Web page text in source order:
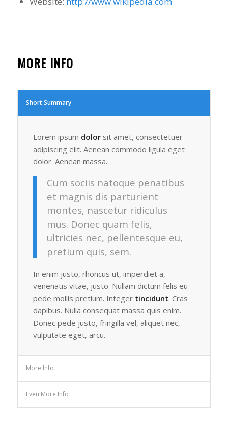
MORE INFO
Short Summary
Lorem ipsum dolorsit amet, consectetuer
adipiscing elit. Aenean commodo ligula eget
dolor. Aenean massa.
Cum sociis natoque penatibus
et magnis dis parturient
montes, nascetur ridiculus
mus. Donec quam felis,
ultricies nec, pellentesque eu,
pretium quis, sem.
In enim justo, rhoncus ut, imperdiet a,
venenatis vitae, justo. Nullam dictum felis eu
pede mollis pretium. Integer tincidunt. Cras
dapibus. Nulla consequat massa quis enim.
Donec pede justo, fringilla vel, aliquet nec,
vulputate eget, arcu.
More Info
Even More Info